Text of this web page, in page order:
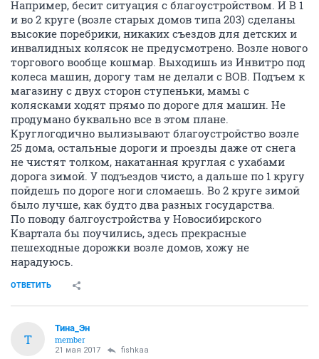
Например, бесит ситуация с благоустройством. И В 1
и во 2 круге (возле старых домов типа 203) сделаны
высокие поребрики, никаких съездов для детских и
инвалидных колясок не предусмотрено. Возле нового
торгового вообще кошмар. Выходишь из Инвитро под
колеса машин, дорогу там не делали с ВОВ. Подъем к
магазину с двух сторон ступеньки, мамы с
колясками ходят прямо по дороге для машин. Не
продумано буквально все в этом плане.
Круглогодично вылизывают благоустройство возле
25 дома, остальные дороги и проезды даже от снега
не чистят толком, накатанная круглая с ухабами
дорога зимой. У подъездов чисто, а дальше по 1 кругу
пойдешь по дороге ноги сломаешь. Во 2 круге зимой
было лучше, как будто два разных государства.
По поводу балгоустройства у Новосибирского
Квартала бы поучились, здесь прекрасные
пешеходные дорожки возле домов, хожу не
нарадуюсь.
ОТВЕТИТЬ
Т
Тина_Эн
member
21 мая 2017 fishkaa